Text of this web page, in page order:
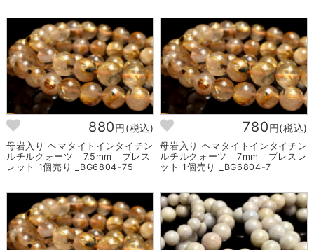
880円(税込)
母岩入り ヘマタイトインタイチン
ルチルクォーツ 7.5mm ブレス
レット 1個売り _BG6804-75
780円(税込)
母岩入り ヘマタイトインタイチン
ルチルクォーツ 7mm ブレスレ
ット 1個売り _BG6804-7